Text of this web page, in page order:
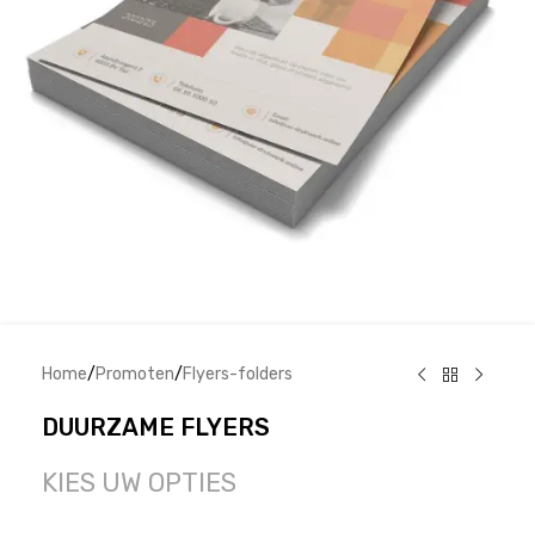
Home/Promoten/Flyers-folders
DUURZAME FLYERS
KIES UW OPTIES